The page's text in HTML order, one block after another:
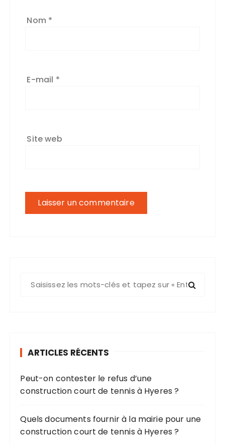
Nom *
E-mail *
Site web
e
p
u
r
ARTICLES RÉCENTS
Peut-on contester le refus d’une
construction court de tennis à Hyeres ?
Quels documents fournir à la mairie pour une
construction court de tennis à Hyeres ?